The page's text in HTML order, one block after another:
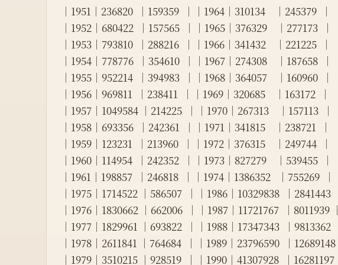
│1951│236820  │159359  ││1964│310134    │245379  │
│1952│680422  │157565  ││1965│376329    │277173  │
│1953│793810  │288216  ││1966│341432    │221225  │
│1954│778776  │354610  ││1967│274308    │187658  │
│1955│952214  │394983  ││1968│364057    │160960  │
│1956│969811  │238411  ││1969│320685    │163172  │
│1957│1049584 │214225  ││1970│267313    │157113  │
│1958│693356  │242361  ││1971│341815    │238721  │
│1959│123231  │213960  ││1972│376315    │249744  │
│1960│114954  │242352  ││1973│827279    │539455  │
│1961│198857  │246818  ││1974│1386352   │755269  │
│1975│1714522 │586507  ││1986│10329838  │2841443 │
│1976│1830662 │662006  ││1987│11721767  │8011939 │
│1977│1829961 │693822  ││1988│17347343  │9813362 │
│1978│2611841 │764684  ││1989│23796590
│1979│3510215 │928519  ││1990│41307928